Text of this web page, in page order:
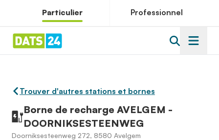
Particulier Professionnel
Trouver d'autres stations et bornes
Borne de recharge AVELGEM -
DOORNIKSESTEENWEG
Doorniksesteenweg 272, 8580 Avelgem